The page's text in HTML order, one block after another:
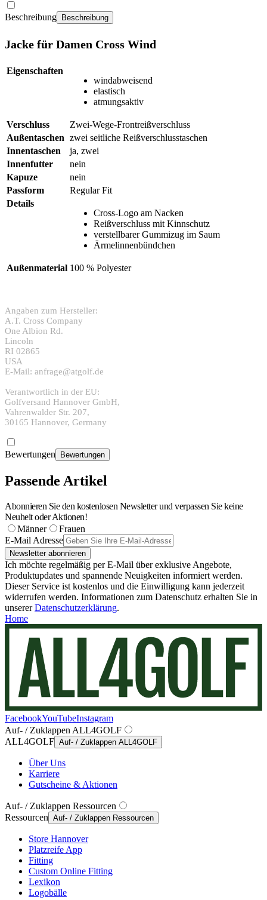
Beschreibung Beschreibung
Jacke für Damen Cross Wind
Eigenschaften
windabweisend
elastisch
atmungsaktiv
Verschluss
Zwei-Wege-Frontreißverschluss
Außentaschen zwei seitliche Reißverschlusstaschen
Innentaschen
ja, zwei
Innenfutter
nein
Kapuze
nein
Passform
Regular Fit
Details
Cross-Logo am Nacken
Reißverschluss mit Kinnschutz
verstellbarer Gummizug im Saum
Ärmelinnenbündchen
Außenmaterial 100 % Polyester
Angaben zum Hersteller:
A.T. Cross Company
One Albion Rd.
Lincoln
RI 02865
USA
E-Mail: anfrage@atgolf.de
Verantwortlich in der EU:
Golfversand Hannover GmbH,
Vahrenwalder Str. 207,
30165 Hannover, Germany
Bewertungen Bewertungen
Passende Artikel
Abonnieren Sie den kostenlosen Newsletter und verpassen Sie keine
Neuheit oder Aktionen!
Männer
Frauen
E-Mail Adresse
Newsletter abonnieren
Ich möchte regelmäßig per E-Mail über exklusive Angebote,
Produktupdates und spannende Neuigkeiten informiert werden.
Dieser Service ist kostenlos und die Einwilligung kann jederzeit
widerrufen werden. Informationen zum Datenschutz erhalten Sie in
unsererDatenschutzerklärung.
Home
FacebookYouTubeInstagram
Auf- / Zuklappen ALL4GOLF
ALL4GOLF Auf- / Zuklappen ALL4GOLF
Über Uns
Karriere
Gutscheine & Aktionen
Auf- / Zuklappen Ressourcen
Ressourcen Auf- / Zuklappen Ressourcen
Store Hannover
Platzreife App
Fitting
Custom Online Fitting
Lexikon
Logobälle